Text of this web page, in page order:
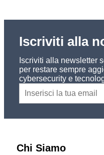
Iscriviti alla
Iscriviti alla newsletter
per restare sempre
cybersecurity e
Chi Siamo